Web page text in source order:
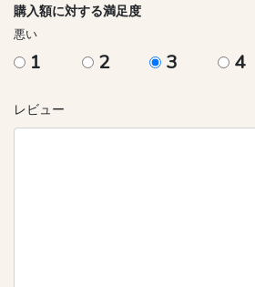
購入額に対する満足度
悪い
1 2 3 4
レビュー